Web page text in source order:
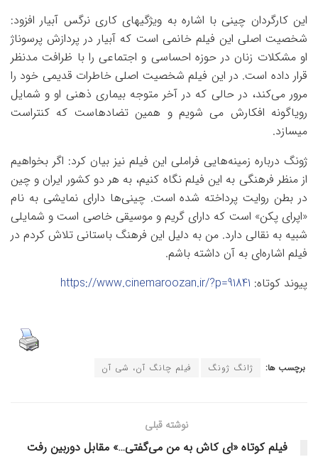
این کارگردان چینی با اشاره به ویژگیهای کاری نرگس آبیار افزود:
شخصیت اصلی این فیلم خانمی است که آبیار در پردازش پرسوناژ
او مشکلات زنان در حوزه احساسی و اجتماعی را با ظرافت مدنظر
قرار داده است. در این فیلم شخصیت اصلی خاطرات قدیمی خود را
مرور می‌کند، در حالی که در آخر متوجه بیماری ذهنی او و شمایل
رویاگونه افکارش می شویم و همین تضادهاست که کنتراست
میسازد.
ژونگ درباره زمینه‌هایی فراملی این فیلم نیز بیان کرد: اگر بخواهیم
از منظر فرهنگی به این فیلم نگاه کنیم، به هر دو کشور ایران و چین
در بطن روایت پرداخته شده است. چینی‌ها دارای نمایشی به نام
«اپرای پکن» است که دارای گریم و موسیقی خاصی است و شمایلی
شبیه به نقالی دارد. من به دلیل این فرهنگ باستانی تلاش کردم در
فیلم اشاره‌ای به آن داشته باشم.
پیوند کوتاه: https://www.cinemaroozan.ir/?p=91841
برچسب ها: ژانگ ژونگ فیلم چانگ آن، شی آن
نوشته قبلی
فیلم کوتاه «ای کاش به من می‌گفتی…» مقابل دوربین رفت